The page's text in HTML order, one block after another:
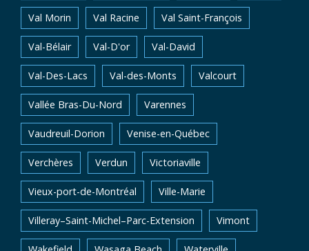
Val Morin Val Racine Val Saint-François
Val-Bélair Val-D'or Val-David
Val-Des-Lacs Val-des-Monts Valcourt
Vallée Bras-Du-Nord Varennes
Vaudreuil-Dorion Venise-en-Québec
Verchères Verdun Victoriaville
Vieux-port-de-Montréal Ville-Marie
Villeray–Saint-Michel–Parc-Extension Vimont